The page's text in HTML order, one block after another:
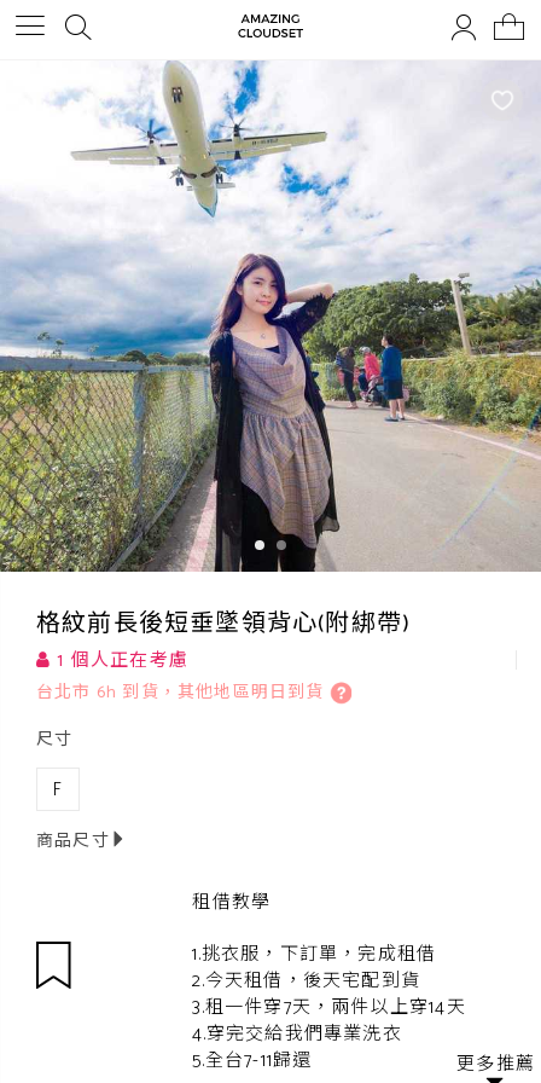
格紋前長後短垂墜領背心(附綁帶)
1 個人正在考慮
台北市 6h 到貨，其他地區明日到貨
尺寸
F
商品尺寸
租借教學
1.挑衣服，下訂單，完成租借
2.今天租借，後天宅配到貨
3.租一件穿7天，兩件以上穿14天
4.穿完交給我們專業洗衣
5.全台7-11歸還
更多推薦